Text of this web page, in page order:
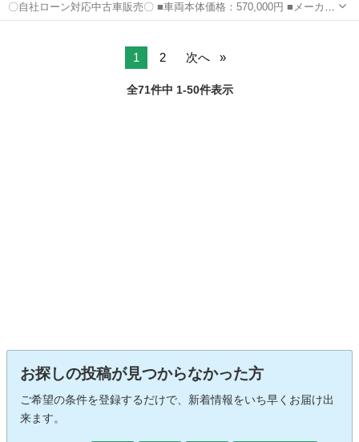
〇自社ローン対応中古車販売〇 ■車両本体価格：570,000円 ■メーカー
名：ホンダ ■車種名：ステップワゴンG HDDナビ スマートスタイルエ
1 2 次へ
全71件中 1-50件表示
お探しの投稿が見つからなかった方
ご希望の条件を登録するだけで、新着情報をいち早くお届け出
来ます。